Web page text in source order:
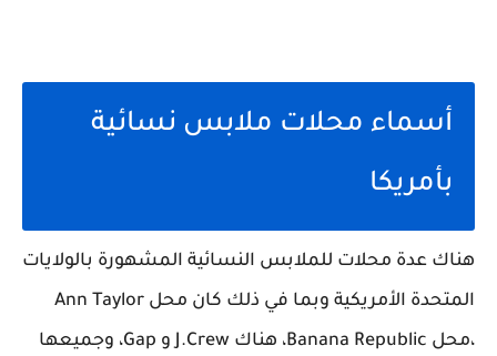
أسماء محلات ملابس نسائية
بأمريكا
هناك عدة محلات للملابس النسائية المشهورة بالولايات
المتحدة الأمريكية وبما في ذلك كان محل Ann Taylor
،محل Banana Republic، هناك J.Crew و Gap، وجميعها